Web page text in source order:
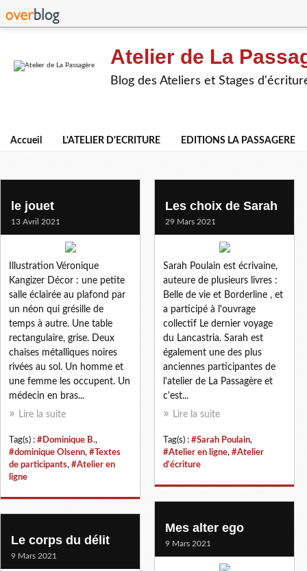
Atelier de La
Blog des Ateliers et Stages
Accueil L'ATELIER D'ECRITURE EDITIONS LA PASSAGERE
atelier en ligne
le jouet
13 Avril 2021
Illustration Véronique
Kangizer Décor : une petite
salle éclairée au plafond par
un néon qui grésille de
temps à autre. Une table
rectangulaire, grise. Deux
chaises métalliques noires
rivées au sol. Un homme et
une femme les occupent. Un
médecin en bras...
Lire la suite
Tag(s) : #Dominique B.,
#dominique Olsenn, #Textes
de participants, #Atelier en
ligne
Les choix de Sarah
29 Mars 2021
Sarah Poulain est écrivaine,
auteure de plusieurs livres :
Belle de vie et Borderline , et
a participé à l'ouvrage
collectif Le dernier voyage
du Lancastria. Sarah est
également une des plus
anciennes participantes de
l'atelier de La Passagère et
c'est...
Lire la suite
Tag(s) : #Sarah Poulain,
#Atelier en ligne, #Atelier
d'écriture
Mes alter ego
9 Mars 2021
Le corps du délit
9 Mars 2021